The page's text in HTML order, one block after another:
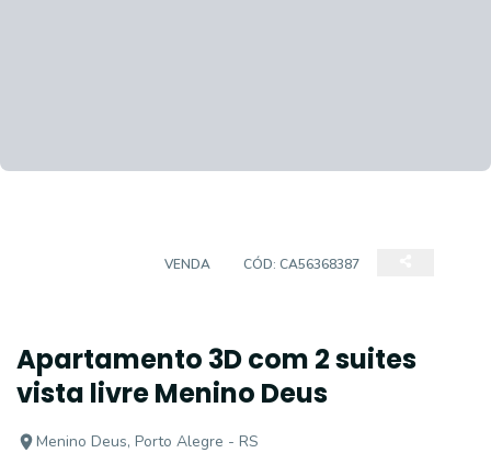
VENDA CÓD: CA56368387
Apartamento 3D com 2 suites
vista livre Menino Deus
Menino Deus, Porto Alegre - RS